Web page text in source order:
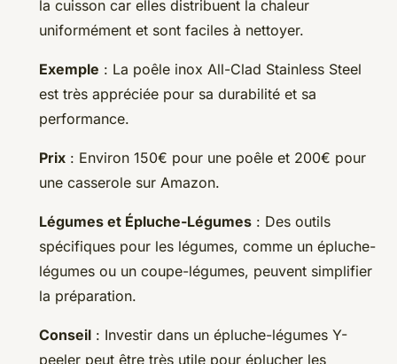
la cuisson car elles distribuent la chaleur
uniformément et sont faciles à nettoyer.
Exemple : La poêle inox All-Clad Stainless Steel
est très appréciée pour sa durabilité et sa
performance.
Prix : Environ 150€ pour une poêle et 200€ pour
une casserole sur Amazon.
Légumes et Épluche-Légumes : Des outils
spécifiques pour les légumes, comme un épluche-
légumes ou un coupe-légumes, peuvent simplifier
la préparation.
Conseil : Investir dans un épluche-légumes Y-
peeler peut être très utile pour éplucher les